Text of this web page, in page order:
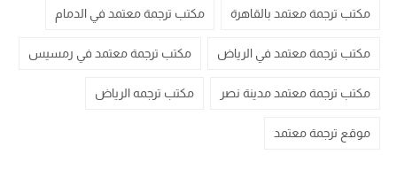
مكتب ترجمة معتمد بالقاهرة مكتب ترجمة معتمد في الدمام
مكتب ترجمة معتمد في الرياض مكتب ترجمة معتمد في رمسيس
مكتب ترجمة معتمد مدينة نصر مكتب ترجمه الرياض
موقع ترجمة معتمد